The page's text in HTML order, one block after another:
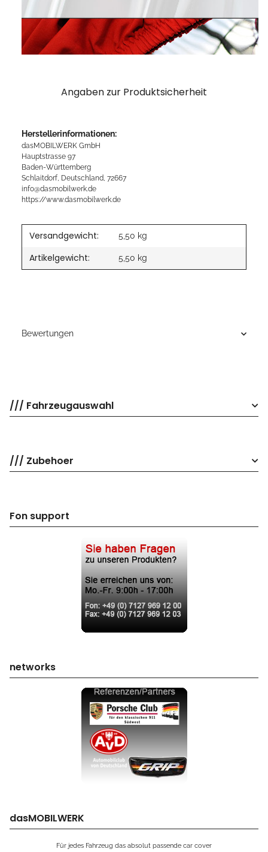
Angaben zur Produktsicherheit
Herstellerinformationen:
dasMOBILWERK GmbH
Hauptstrasse 97
Baden-Württemberg
Schlaitdorf, Deutschland, 72667
info@dasmobilwerk.de
https://www.dasmobilwerk.de
Versandgewicht: 5,50 kg
Artikelgewicht: 5,50 kg
Bewertungen
/// Fahrzeugauswahl
/// Zubehoer
Fon support
networks
dasMOBILWERK
Für jedes Fahrzeug das absolut passende car cover